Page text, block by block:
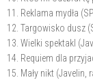
11. Reklama mydła
12. Targowisko dusz
13. Wielki spektakl
14. Requiem dla
15. Mały nikt (Javelin,